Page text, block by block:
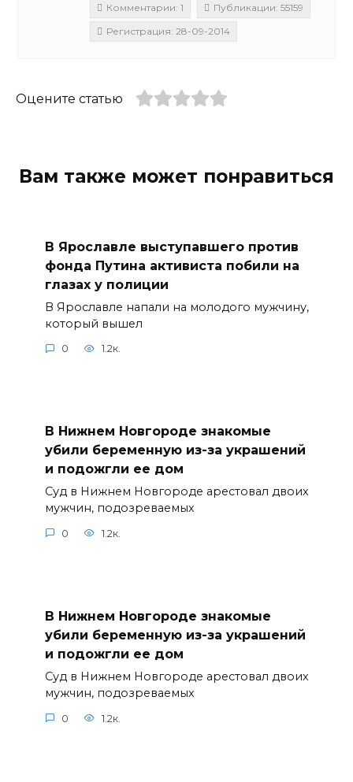
Комментарии: 1
Публикации: 55159
Регистрация: 28-09-2014
Оцените статью
Вам также может понравиться
В Ярославле выступавшего против
фонда Путина активиста побили на
глазах у полиции
В Ярославле напали на молодого мужчину,
который вышел
0 1.2к.
В Нижнем Новгороде знакомые
убили беременную из-за украшений
и подожгли ее дом
Суд в Нижнем Новгороде арестовал двоих
мужчин, подозреваемых
0 1.2к.
В Нижнем Новгороде знакомые
убили беременную из-за украшений
и подожгли ее дом
Суд в Нижнем Новгороде арестовал двоих
мужчин, подозреваемых
0 1.2к.